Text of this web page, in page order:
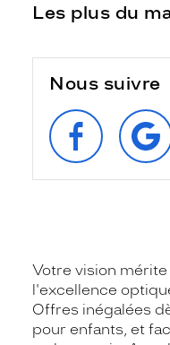
Les plus du
Nous suivre
SUIVEZ‑NOUS
SUR
FACEBOOK
SUR
Votre vision
l'excellence
Offres inégalées
pour enfants, et